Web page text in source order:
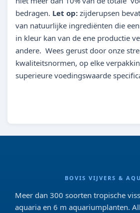
bedragen. Let op: zijderupsen
van natuurlijke ingrediënten die
in kleur kan van de ene productie
andere. Wees gerust door onze
kwaliteitsnormen, op elke
superieure voedingswaarde
BOVIS VIJVERS &
Meer dan 300 soorten tropische
aquaria en 6 m aquariumplanten.